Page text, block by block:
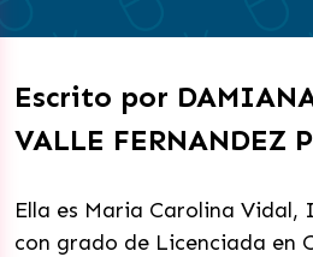
Escrito por
VALLE FERNANDEZ
Ella es Maria Carolina Vidal,
con grado de Licenciada en